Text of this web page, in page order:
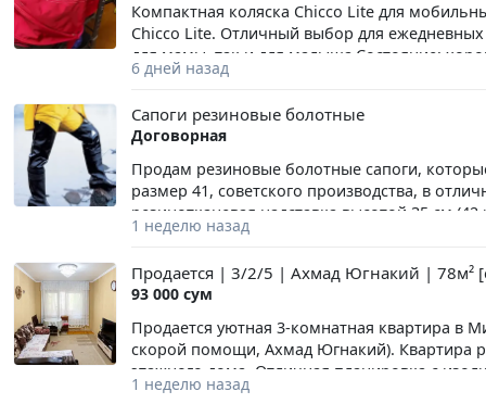
Компактная коляска Chicco Lite для
Chicco Lite. Отличный выбор для
для мамы, так и для малыша.Состояние:
ребенка).Комплектация: коляска, корзина
6 дней назад
Сапоги резиновые болотные
Договорная
Продам резиновые болотные сапоги,
размер 41, советского производства, в
резинотканевая надставка высотой 35 см
Подкладка — трикотажное полотно.
черный. Расчет производится на месте
«Наккашлык»,17-29 (ориентир: Городское
ул.Дружба народов, в сторону ст. м
(71) 279-05-25
shlyapalar sotaman. Ular kiyilmagan va a'lo
balandligi 36 dan 40 sm gacha. Rezinali mato
1 неделю назад
Продается | 3/2/5 | Ахмад Югнакий | 78м²
93 000 сум
Продается уютная 3-комнатная квартира в
скорой помощи, Ахмад Югнакий). Квартира
этажного дома. Отличная планировка с
просторным балконом делает квартиру
1 неделю назад